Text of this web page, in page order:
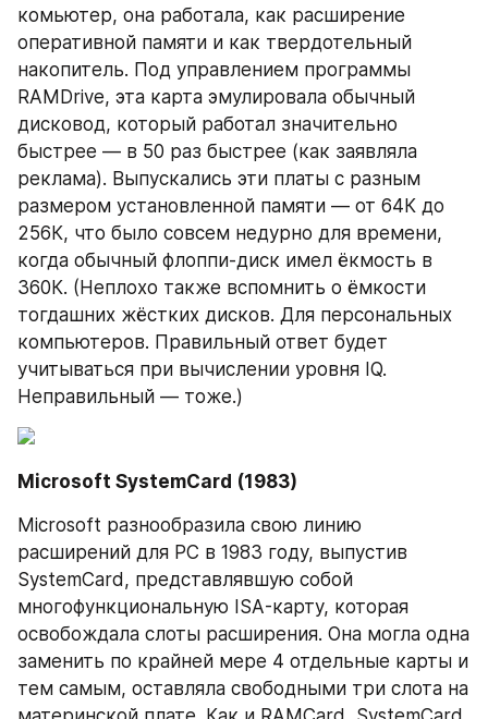
комьютер, она работала, как расширение
оперативной памяти и как твердотельный
накопитель. Под управлением программы
RAMDrive, эта карта эмулировала обычный
дисковод, который работал значительно
быстрее — в 50 раз быстрее (как заявляла
реклама). Выпускались эти платы с разным
размером установленной памяти — от 64К до
256К, что было совсем недурно для времени,
когда обычный флоппи-диск имел ёкмость в
360К. (Неплохо также вспомнить о ёмкости
тогдашних жёстких дисков. Для персональных
компьютеров. Правильный ответ будет
учитываться при вычислении уровня IQ.
Неправильный — тоже.)
Microsoft SystemCard (1983)
Microsoft разнообразила свою линию
расширений для PC в 1983 году, выпустив
SystemCard, представлявшую собой
многофункциональную ISA-карту, которая
освобождала слоты расширения. Она могла одна
заменить по крайней мере 4 отдельные карты и
тем самым, оставляла свободными три слота на